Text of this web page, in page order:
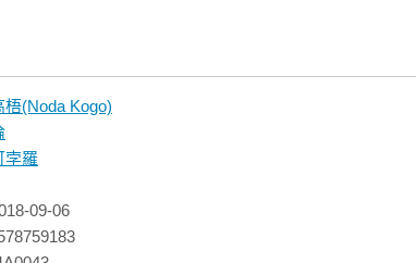
忠告可以發現，他誤判的原因在於只看重這項發明所
升至形而上的層面。由此可見，這對兄弟發明的「活動
中窺出由其特性所衍生出來並且廣為流傳的「歸納性概
米埃兄弟並非對這方面毫不關心。就我所知，他們是
事電影的人。舉例來說，他們曾拍過這樣的影片：
梧(Noda Kogo)
孛羅
09-06